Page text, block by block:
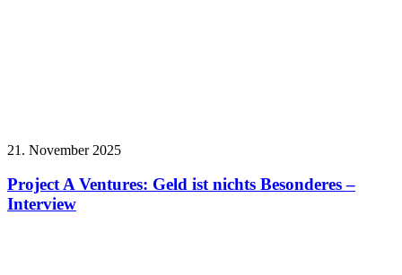
21. November 2025
Project A Ventures: Geld ist nichts Besonderes –
Interview